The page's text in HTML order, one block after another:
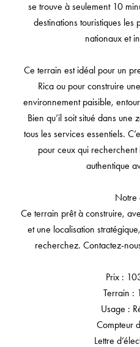
se trouve à seulement 10
destinations touristiques les
nationaux et
Ce terrain est idéal pour un
Rica ou pour construire
environnement paisible,
Bien qu’il soit situé dans
tous les services essentiels.
pour ceux qui
authentique
Notre
Ce terrain prêt à construire,
et une localisation
recherchez. Contactez-
Prix :
Terrain :
Usage :
Compteur
Lettre